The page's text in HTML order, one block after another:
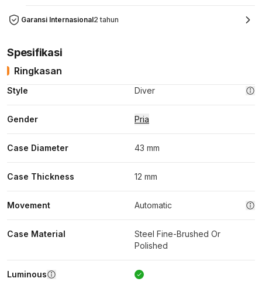
Garansi Internasional2 tahun
Spesifikasi
Ringkasan
Style Diver
Gender Pria
Case Diameter 43 mm
Case Thickness 12 mm
Movement Automatic
Case Material
Steel Fine-Brushed Or
Polished
Luminous